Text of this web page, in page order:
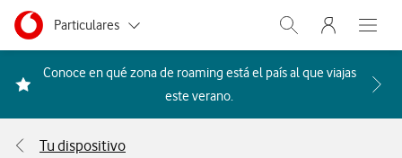
Ir a la pagina principal de vodafone.es
Menu navegación Segmento
Particulares
Autónomos
Grandes empresas
Abrir buscador.
Menu
Abre
Conoce en qué zona de roaming está el país al que viajas
este verano. Acceder a la FAQ Qué
Tu dispositivo